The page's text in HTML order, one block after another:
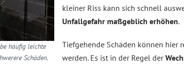
häufig leichte
Schäden.
kleiner Riss kann sich schnell
Unfallgefahr maßgeblich erhöhen.
Tiefgehende Schäden können hier
werden. Es ist in der Regel der